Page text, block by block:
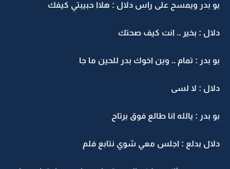
بو بدر ويمسح على راس دلال : هلاا حبيبتي كيفك
دلال : بخير .. انت كيف صحتك
بو بدر : تمام .. وين اخوك بدر للحين ما جا
دلال : لا لسى
بو بدر : يالله انا طالع فوق برتاح
دلال بدلع : اجلس معي شوي نتابع فلم